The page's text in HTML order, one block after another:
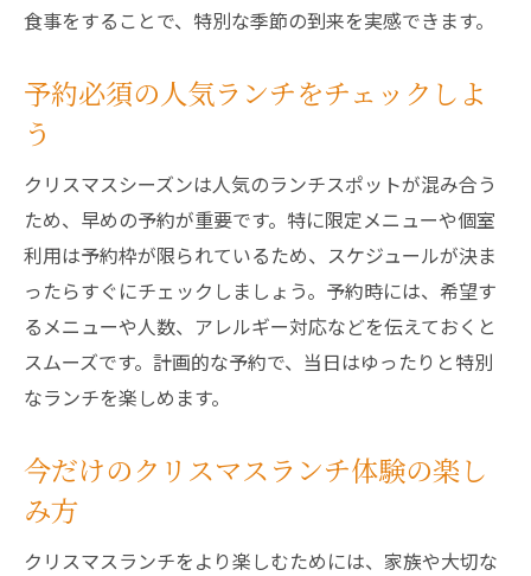
食事をすることで、特別な季節の到来を実感できます。
予約必須の人気ランチをチェックしよ
う
クリスマスシーズンは人気のランチスポットが混み合う
ため、早めの予約が重要です。特に限定メニューや個室
利用は予約枠が限られているため、スケジュールが決ま
ったらすぐにチェックしましょう。予約時には、希望す
るメニューや人数、アレルギー対応などを伝えておくと
スムーズです。計画的な予約で、当日はゆったりと特別
なランチを楽しめます。
今だけのクリスマスランチ体験の楽し
み方
クリスマスランチをより楽しむためには、家族や大切な